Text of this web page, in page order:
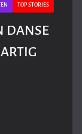
TOP STORIES
DANSE